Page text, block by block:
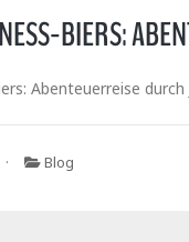
BIERS:
Abenteuerreise durch
Blog